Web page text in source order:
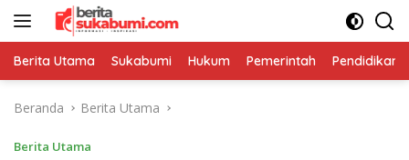
Langsung
Berita Utama Sukabumi Hukum Pemerintah Pendidikan
Beranda Berita Utama
Berita Utama